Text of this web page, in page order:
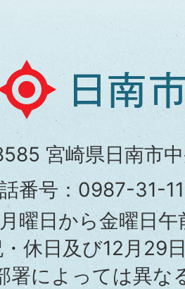
曜日・祝日や夜間
・婚姻届・離婚届
続方法について教
婚する場合どのよ
日
南
所
宮崎県日南市
番号：0987-31-
曜日から金曜日
休日及び12月29
署によっては異